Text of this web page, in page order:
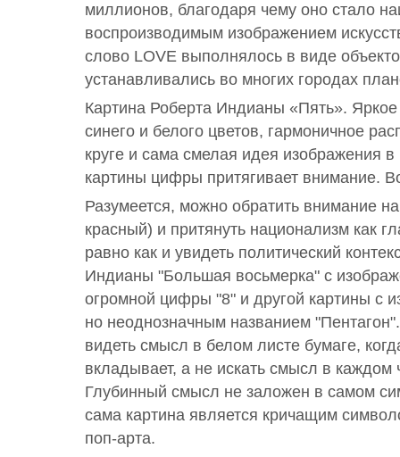
миллионов, благодаря чему оно стало
воспроизводимым изображением
слово LOVE выполнялось в виде
устанавливались во многих городах
Картина Роберта Индианы «Пять». Яркое
синего и белого цветов, гармоничное
круге и сама смелая идея изображения в
картины цифры притягивает внимание.
Разумеется, можно обратить внимание
красный) и притянуть национализм как
равно как и увидеть политический
Индианы "Большая восьмерка" с
огромной цифры "8" и другой картины с
но неоднозначным названием
видеть смысл в белом листе бумаге,
вкладывает, а не искать смысл в каждом
Глубинный смысл не заложен в самом
сама картина является кричащим
поп-арта.